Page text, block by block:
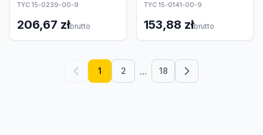
TYC 15-0239-00-9
206,67 złbrutto
TYC 15-0141-00-9
153,88 złbrutto
1 2 ... 18